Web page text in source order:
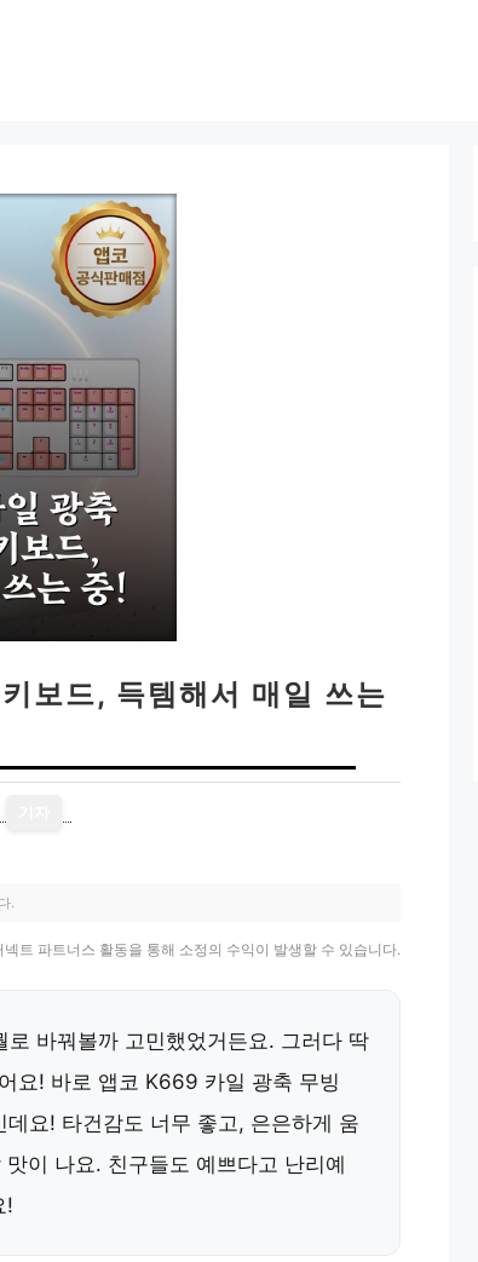
보드, 득템해서 매일 쓰는
.
넥트 파트너스 활동을 통해 소정의 수익이 발생할 수 있습니다.
바꿔볼까 고민했었거든요. 그러다 딱
요! 바로 앱코 K669 카일 광축 무빙
요! 타건감도 너무 좋고, 은은하게 움
이 나요. 친구들도 예쁘다고 난리예
!